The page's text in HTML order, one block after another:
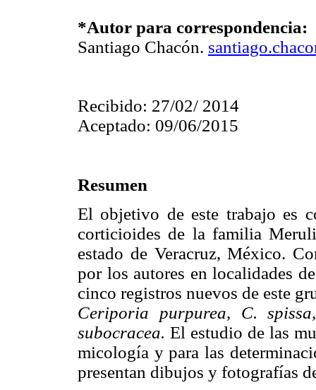
*Autor para correspondencia:
Santiago Chacón.
Recibido: 27/02/ 2014
Aceptado: 09/06/2015
Resumen
El objetivo de este trabajo es
corticioides de la familia
estado de Veracruz, México.
por los autores en localidades
cinco registros nuevos de este
Ceriporia purpurea, C.
subocracea. El estudio de las
micología y para las
presentan dibujos y fotografías